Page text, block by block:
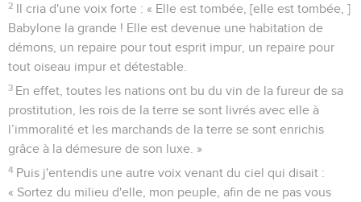
2 Il cria d'une voix forte : « Elle est tombée, [elle est tombée, ]
Babylone la grande ! Elle est devenue une habitation de
démons, un repaire pour tout esprit impur, un repaire pour
tout oiseau impur et détestable.
3 En effet, toutes les nations ont bu du vin de la fureur de sa
prostitution, les rois de la terre se sont livrés avec elle à
l’immoralité et les marchands de la terre se sont enrichis
grâce à la démesure de son luxe. »
4 Puis j'entendis une autre voix venant du ciel qui disait :
« Sortez du milieu d'elle, mon peuple, afin de ne pas vous